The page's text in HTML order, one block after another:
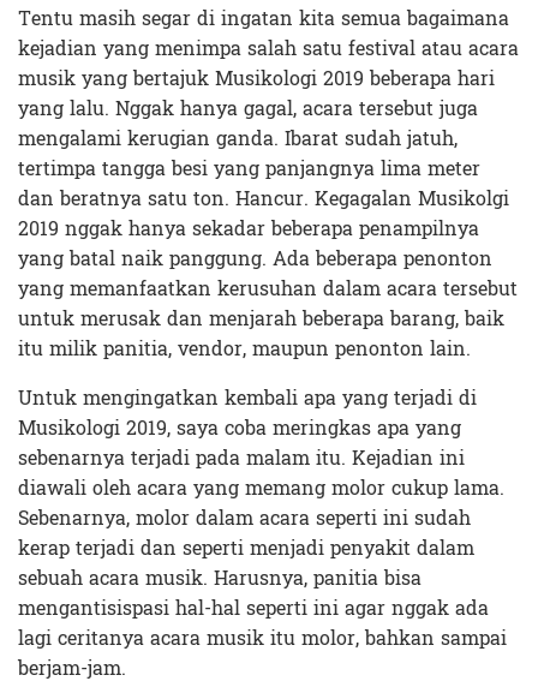
Tentu masih segar di ingatan kita semua bagaimana
kejadian yang menimpa salah satu festival atau acara
musik yang bertajuk Musikologi 2019 beberapa hari
yang lalu. Nggak hanya gagal, acara tersebut juga
mengalami kerugian ganda. Ibarat sudah jatuh,
tertimpa tangga besi yang panjangnya lima meter
dan beratnya satu ton. Hancur. Kegagalan Musikolgi
2019 nggak hanya sekadar beberapa penampilnya
yang batal naik panggung. Ada beberapa penonton
yang memanfaatkan kerusuhan dalam acara tersebut
untuk merusak dan menjarah beberapa barang, baik
itu milik panitia, vendor, maupun penonton lain.
Untuk mengingatkan kembali apa yang terjadi di
Musikologi 2019, saya coba meringkas apa yang
sebenarnya terjadi pada malam itu. Kejadian ini
diawali oleh acara yang memang molor cukup lama.
Sebenarnya, molor dalam acara seperti ini sudah
kerap terjadi dan seperti menjadi penyakit dalam
sebuah acara musik. Harusnya, panitia bisa
mengantisispasi hal-hal seperti ini agar nggak ada
lagi ceritanya acara musik itu molor, bahkan sampai
berjam-jam.